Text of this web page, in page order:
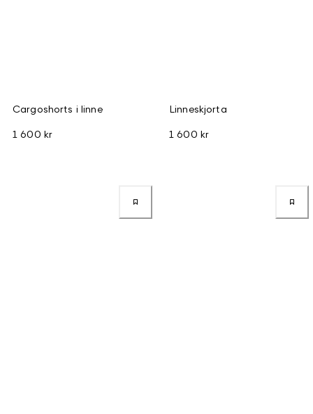
Cargoshorts i linne
1 600 kr
Linneskjorta
1 600 kr